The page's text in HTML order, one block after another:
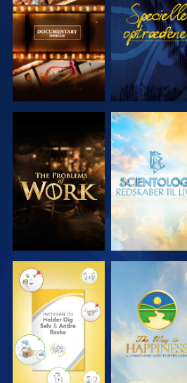
UDFORSK
SERIEN
SE
UDFORSK
SERIEN
UDFORSK
SERIEN
SE SE